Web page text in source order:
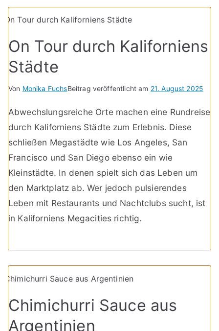
On Tour durch Kaliforniens
Städte
Von Monika FuchsBeitrag veröffentlicht am 21. August 2025
Abwechslungsreiche Orte machen eine Rundreise
durch Kaliforniens Städte zum Erlebnis. Diese
schließen Megastädte wie Los Angeles, San
Francisco und San Diego ebenso ein wie
Kleinstädte. In denen spielt sich das Leben um
den Marktplatz ab. Wer jedoch pulsierendes
Leben mit Restaurants und Nachtclubs sucht, ist
in Kaliforniens Megacities richtig.
Chimichurri Sauce aus
Argentinien